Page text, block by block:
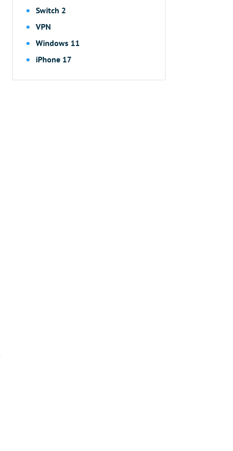
Switch 2
VPN
Windows 11
iPhone 17